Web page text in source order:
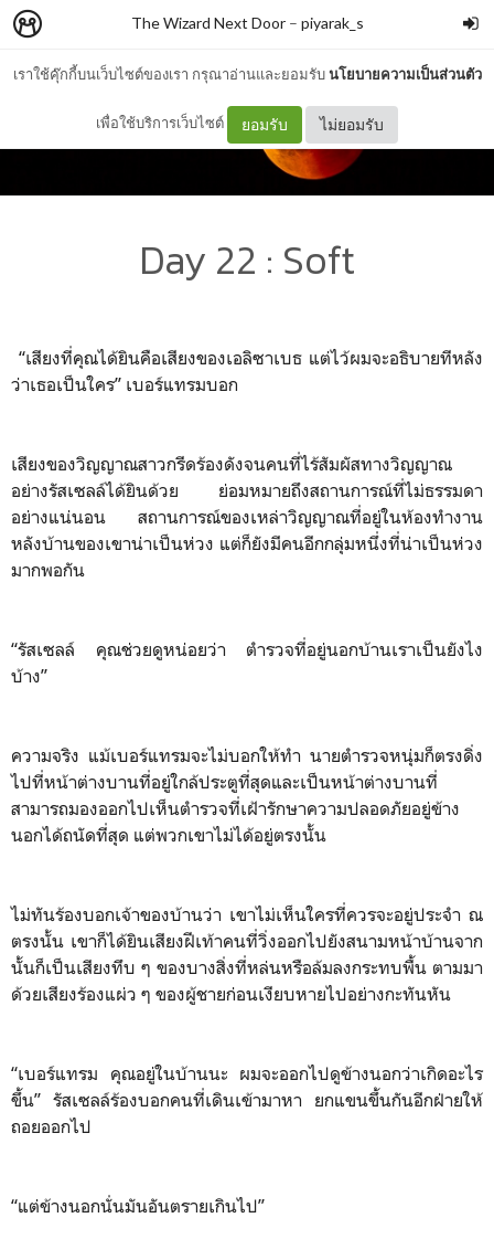
เราใช้คุ๊กกี้บนเว็บไซต์ของเรา กรุณาอ่านและยอมรับนโยบายความเป็นส่วนตัว
เพื่อใช้บริการเว็บไซต์ ยอมรับ ไม่ยอมรับ
The Wizard Next Door– piyarak_s
Day 22 : Soft
“เสียงที่คุณได้ยินคือเสียงของเอลิซาเบธ แต่ไว้ผมจะอธิบายทีหลัง
ว่าเธอเป็นใคร” เบอร์แทรมบอก
เสียงของวิญญาณสาวกรีดร้องดังจนคนที่ไร้สัมผัสทางวิญญาณ
อย่างรัสเซลล์ได้ยินด้วย ย่อมหมายถึงสถานการณ์ที่ไม่ธรรมดา
อย่างแน่นอน สถานการณ์ของเหล่าวิญญาณที่อยู่ในห้องทำงาน
หลังบ้านของเขาน่าเป็นห่วง แต่ก็ยังมีคนอีกกลุ่มหนึ่งที่น่าเป็นห่วง
มากพอกัน
“รัสเซลล์ คุณช่วยดูหน่อยว่า ตำรวจที่อยู่นอกบ้านเราเป็นยังไง
บ้าง”
ความจริง แม้เบอร์แทรมจะไม่บอกให้ทำ นายตำรวจหนุ่มก็ตรงดิ่ง
ไปที่หน้าต่างบานที่อยู่ใกล้ประตูที่สุดและเป็นหน้าต่างบานที่
สามารถมองออกไปเห็นตำรวจที่เฝ้ารักษาความปลอดภัยอยู่ข้าง
นอกได้ถนัดที่สุด แต่พวกเขาไม่ได้อยู่ตรงนั้น
ไม่ทันร้องบอกเจ้าของบ้านว่า เขาไม่เห็นใครที่ควรจะอยู่ประจำ ณ
ตรงนั้น เขาก็ได้ยินเสียงฝีเท้าคนที่วิ่งออกไปยังสนามหน้าบ้านจาก
นั้นก็เป็นเสียงทึบ ๆ ของบางสิ่งที่หล่นหรือล้มลงกระทบพื้น ตามมา
ด้วยเสียงร้องแผ่ว ๆ ของผู้ชายก่อนเงียบหายไปอย่างกะทันหัน
“เบอร์แทรม คุณอยู่ในบ้านนะ ผมจะออกไปดูข้างนอกว่าเกิดอะไร
ขึ้น” รัสเซลล์ร้องบอกคนที่เดินเข้ามาหา ยกแขนขึ้นกันอีกฝ่ายให้
ถอยออกไป
“แต่ข้างนอกนั่นมันอันตรายเกินไป”